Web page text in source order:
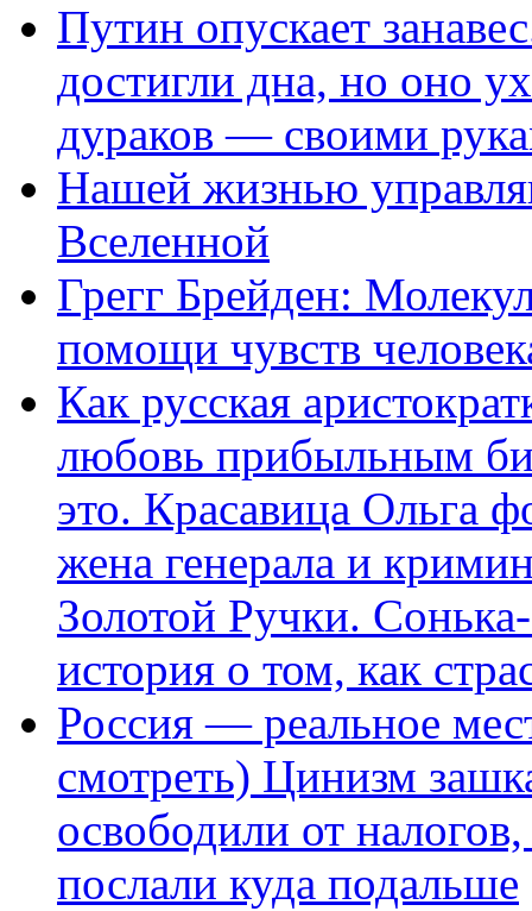
Путин опускает
достигли дна, но оно
дураков — своими
Нашей жизнью
Вселенной
Грегг Брейден:
помощи чувств
Как русская
любовь прибыльным
это. Красавица Ольга
жена генерала и
Золотой Ручки.
история о том, как
Россия — реальное
смотреть) Цинизм
освободили от
послали куда подальше